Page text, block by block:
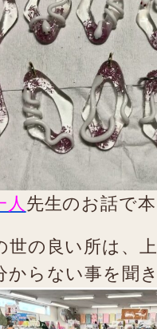
人 先生のお話で
世の良い所は、
からない事を聞